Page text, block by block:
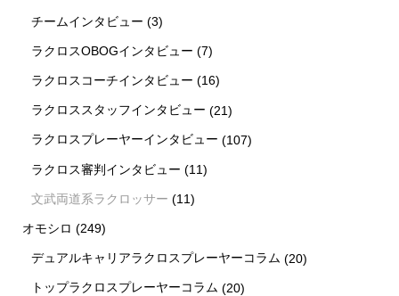
チームインタビュー (3)
ラクロスOBOGインタビュー (7)
ラクロスコーチインタビュー (16)
ラクロススタッフインタビュー (21)
ラクロスプレーヤーインタビュー (107)
ラクロス審判インタビュー (11)
文武両道系ラクロッサー (11)
オモシロ (249)
デュアルキャリアラクロスプレーヤーコラム (20)
トップラクロスプレーヤーコラム (20)